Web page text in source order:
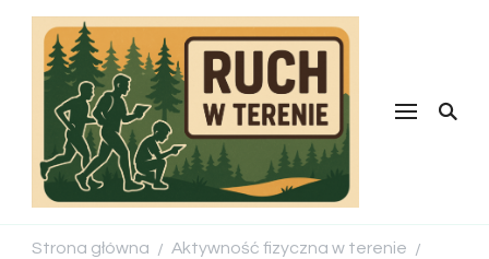
Ruch w
Strona główna / Aktywność fizyczna w terenie /